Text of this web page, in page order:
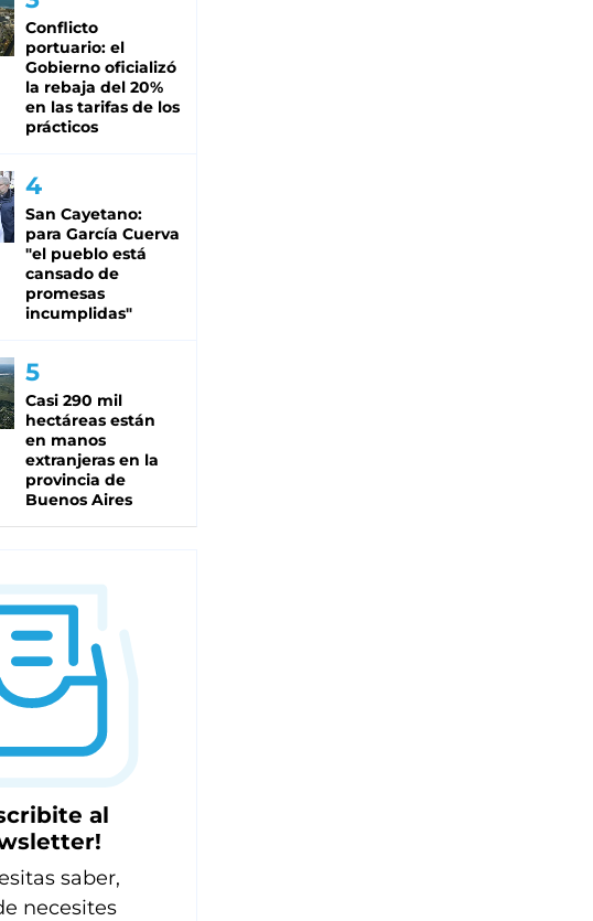
Conflicto
portuario: el
Gobierno oficializó
la rebaja del 20%
en las tarifas de los
prácticos
San Cayetano:
para García Cuerva
"el pueblo está
cansado de
promesas
incumplidas"
Casi 290 mil
hectáreas están
en manos
extranjeras en la
provincia de
Buenos Aires
al
saber,
necesites